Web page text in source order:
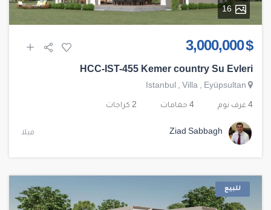
16
$ 3,000,000
HCC-IST-455 Kemer country Su Evleri
Istanbul , Villa , Eyüpsultan
4 غرف نوم 4 حمامات 2 كراجات
Ziad Sabbagh فيلا
للبيع